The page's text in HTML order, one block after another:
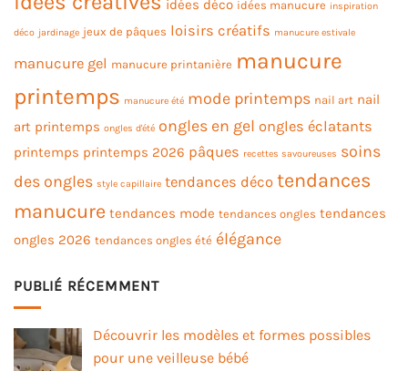
idées déco idées manucure inspiration
déco jardinage jeux de pâques loisirs créatifs manucure estivale
manucure gel manucure printanière manucure
printemps manucure été mode printemps nail art nail
art printemps ongles d'été ongles en gel ongles éclatants
printemps printemps 2026 pâques recettes savoureuses soins
des ongles style capillaire tendances déco tendances
manucure tendances mode tendances ongles tendances
ongles 2026 tendances ongles été élégance
PUBLIÉ RÉCEMMENT
Découvrir les modèles et formes possibles
pour une veilleuse bébé